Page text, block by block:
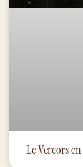
Le Vercors